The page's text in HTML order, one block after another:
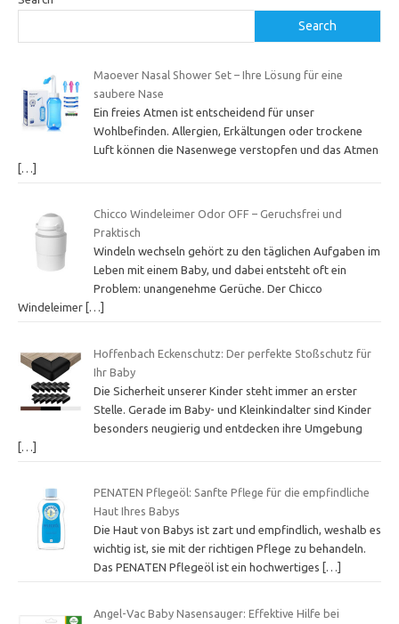
Search
Maoever Nasal Shower Set – Ihre Lösung für eine
saubere Nase
Ein freies Atmen ist entscheidend für unser
Wohlbefinden. Allergien, Erkältungen oder trockene
Luft können die Nasenwege verstopfen und das Atmen
[…]
Chicco Windeleimer Odor OFF – Geruchsfrei und
Praktisch
Windeln wechseln gehört zu den täglichen Aufgaben im
Leben mit einem Baby, und dabei entsteht oft ein
Problem: unangenehme Gerüche. Der Chicco
Windeleimer […]
Hoffenbach Eckenschutz: Der perfekte Stoßschutz für
Ihr Baby
Die Sicherheit unserer Kinder steht immer an erster
Stelle. Gerade im Baby- und Kleinkindalter sind Kinder
besonders neugierig und entdecken ihre Umgebung
[…]
PENATEN Pflegeöl: Sanfte Pflege für die empfindliche
Haut Ihres Babys
Die Haut von Babys ist zart und empfindlich, weshalb es
wichtig ist, sie mit der richtigen Pflege zu behandeln.
Das PENATEN Pflegeöl ist ein hochwertiges
[…]
Angel-Vac Baby Nasensauger: Effektive Hilfe bei